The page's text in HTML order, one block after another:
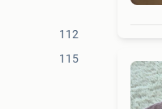
112
115